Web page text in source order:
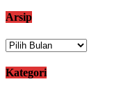
Arsip
Arsip
Kategori